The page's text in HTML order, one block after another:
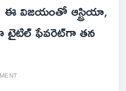
ఈ విజయంతో ఆస్ట్రియా,
టైటిల్ ఫేవరెట్‌గా తన